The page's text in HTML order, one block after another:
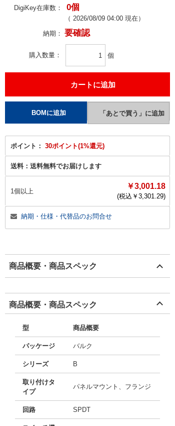
DigiKey在庫数： 0個
（ 2026/08/09 04:00 現在）
納期： 要確認
購入数量 個
ポイント： 30ポイント(1%還元)
送料： 送料無料でお届けします
1個以上
￥3,001.18
(税込￥ 3,301.29)
納期・仕様・代替品のお問合せ
商品概要・商品スペック
商品概要・商品スペック
型 商品概要
パッケージ バルク
シリーズ B
取り付けタ
イプ
パネルマウント、フランジ
回路 SPDT